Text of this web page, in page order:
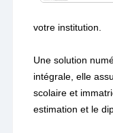
votre institution.
Une solution
intégrale, elle
scolaire et
estimation et le